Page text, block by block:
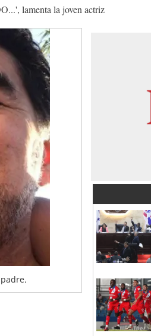
lamenta la joven actriz